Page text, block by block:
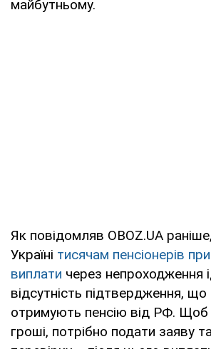
майбутньому.
Як повідомляв OBOZ.UA
Україні тисячам пенсіонерів
виплати через непроходження
відсутність підтвердження,
отримують пенсію від РФ. Щоб
гроші, потрібно подати заяву